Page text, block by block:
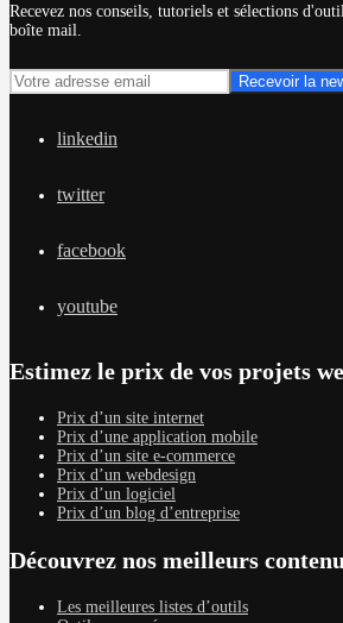
Recevez nos conseils, tutoriels et sélections
boîte mail.
linkedin
twitter
facebook
youtube
Estimez le prix de vos projets
Prix d’un site internet
Prix d’une application mobile
Prix d’un site e-commerce
Prix d’un webdesign
Prix d’un logiciel
Prix d’un blog d’entreprise
Découvrez nos meilleurs
Les meilleures listes d’outils